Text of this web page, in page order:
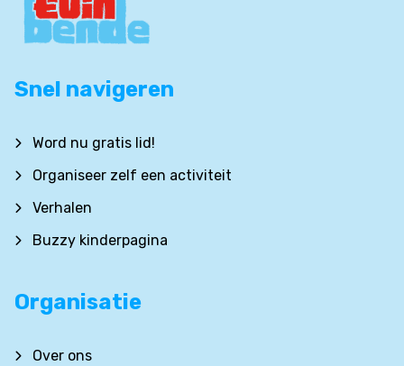
Snel navigeren
Word nu gratis lid!
Organiseer zelf een activiteit
Verhalen
Buzzy kinderpagina
Organisatie
Over ons